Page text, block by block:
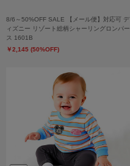
8/6～50%OFF SALE 【メール便】対応可 デ
ィズニー リゾート総柄シャーリングロンパー
ス 1601B
￥2,145 (50%OFF)